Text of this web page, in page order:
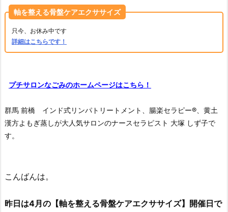
軸を整える骨盤ケアエクササイズ
只今、お休み中です
詳細はこちらです！
プチサロンなごみのホームページはこちら！
群馬 前橋 インド式リンパトリートメント、腸楽セラピー®︎、黄土
漢方よもぎ蒸しが大人気サロンのナースセラピスト 大塚 しず子で
す。
こんばんは。
昨日は4月の【軸を整える骨盤ケアエクササイズ】開催日で